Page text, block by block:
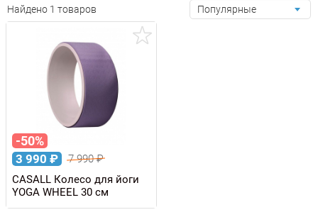
Найдено 1 товаров Популярные
-50%
3 990 ₽ 7 990₽
CASALL Колесо для йоги
YOGA WHEEL 30 см